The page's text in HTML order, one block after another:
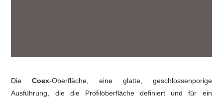
DieCoex-Oberfläche, eine glatte, geschlossenporige
Ausführung, die die Profiloberfläche definiert und für ein